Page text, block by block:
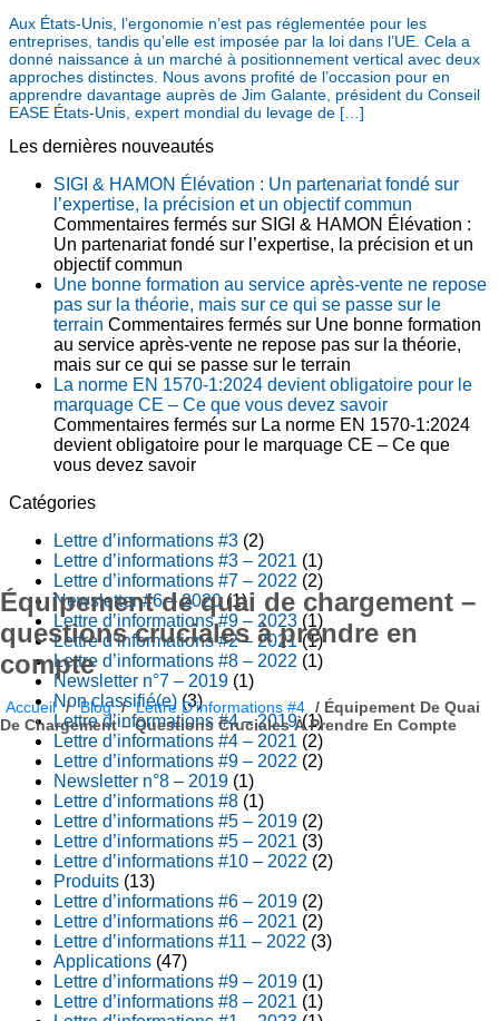
Équipement de quai de chargement –
questions cruciales à prendre en
compte
Accueil / Blog / Lettre D’informations #4 / Équipement De Quai
De Chargement – Questions Cruciales À Prendre En Compte
Aux États-Unis, l’ergonomie n’est pas réglementée pour les
entreprises, tandis qu’elle est imposée par la loi dans l’UE. Cela a
donné naissance à un marché à positionnement vertical avec deux
approches distinctes. Nous avons profité de l’occasion pour en
apprendre davantage auprès de Jim Galante, président du Conseil
EASE États-Unis, expert mondial du levage de […]
Les dernières nouveautés
SIGI & HAMON Élévation : Un partenariat fondé sur
l’expertise, la précision et un objectif commun
Commentaires fermés sur SIGI & HAMON Élévation :
Un partenariat fondé sur l’expertise, la précision et un
objectif commun
Une bonne formation au service après-vente ne repose
pas sur la théorie, mais sur ce qui se passe sur le
terrain Commentaires fermés sur Une bonne formation
au service après-vente ne repose pas sur la théorie,
mais sur ce qui se passe sur le terrain
La norme EN 1570-1:2024 devient obligatoire pour le
marquage CE – Ce que vous devez savoir
Commentaires fermés sur La norme EN 1570-1:2024
devient obligatoire pour le marquage CE – Ce que
vous devez savoir
Catégories
Lettre d’informations #3 (2)
Lettre d’informations #3 – 2021 (1)
Lettre d’informations #7 – 2022 (2)
Newsletter #6 – 2020(1)
Lettre d’informations #9 – 2023 (1)
Lettre d’informations #2 – 2021(1)
Lettre d’informations #8 – 2022 (1)
Newsletter n°7 – 2019 (1)
Non classifié(e) (3)
Lettre d’informations #4 – 2019(1)
Lettre d’informations #4 – 2021 (2)
Lettre d’informations #9 – 2022 (2)
Newsletter n°8 – 2019 (1)
Lettre d’informations #8 (1)
Lettre d’informations #5 – 2019 (2)
Lettre d’informations #5 – 2021 (3)
Lettre d’informations #10 – 2022 (2)
Produits (13)
Lettre d’informations #6 – 2019 (2)
Lettre d’informations #6 – 2021 (2)
Lettre d’informations #11 – 2022 (3)
Applications (47)
Lettre d’informations #9 – 2019 (1)
Lettre d’informations #8 – 2021 (1)